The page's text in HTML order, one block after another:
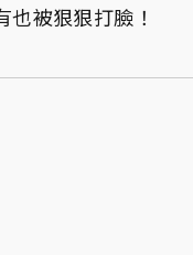
也被狠狠打臉！